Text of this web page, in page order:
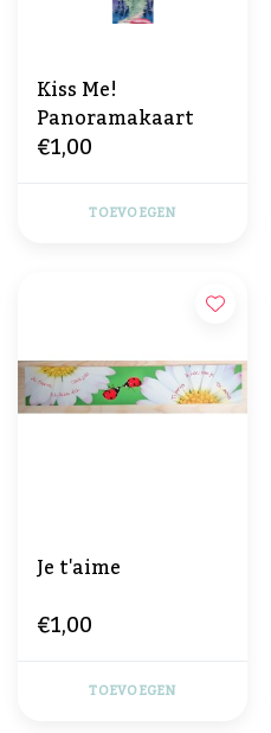
Kiss Me!
Panoramakaart
€1,00
TOEVOEGEN
Je t'aime
€1,00
TOEVOEGEN